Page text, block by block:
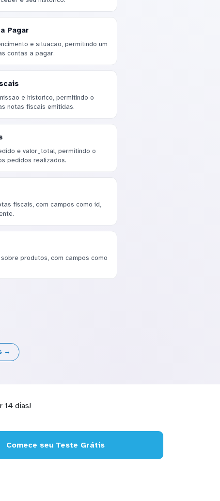
Pagar
e situacao, permitindo um
contas a pagar.
e historico, permitindo o
notas fiscais emitidas.
e valor_total, permitindo o
pedidos realizados.
fiscais, com campos como id,
produtos, com campos como
→
14 dias!
Comece seu Teste Grátis